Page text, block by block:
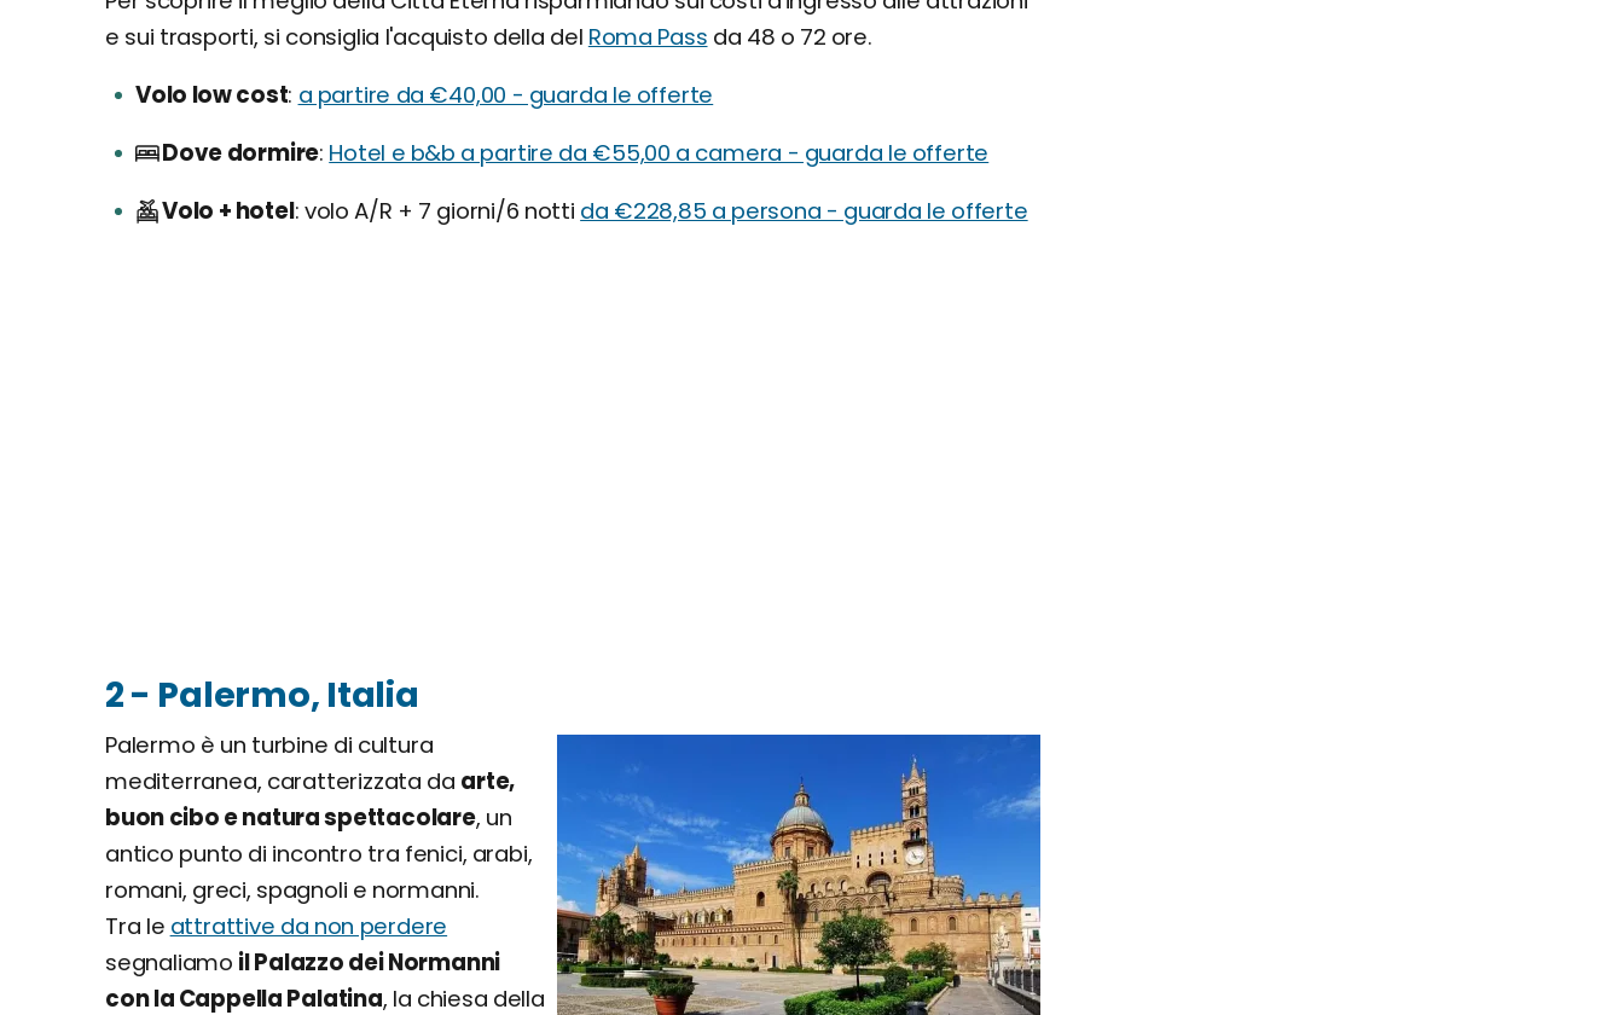
e sui trasporti, si consiglia l'acquisto della del Roma Pass da 48 o 72 ore.
Volo low cost a partire da €40,00 - guarda le offerte
Dove dormire Hotel e b&b a partire da €55,00 a camera - guarda le offerte
Volo + hotel volo A/R + 7 giorni/6 notti da €228,85 a persona - guarda le offerte
2 - Palermo, Italia
Palermo è un turbine di cultura
mediterranea, caratterizzata da arte,
buon cibo e natura spettacolare, un
antico punto di incontro tra fenici, arabi,
romani, greci, spagnoli e normanni.
Tra le attrattive da non perdere
segnaliamo il Palazzo dei Normanni
con la Cappella Palatina, la chiesa della